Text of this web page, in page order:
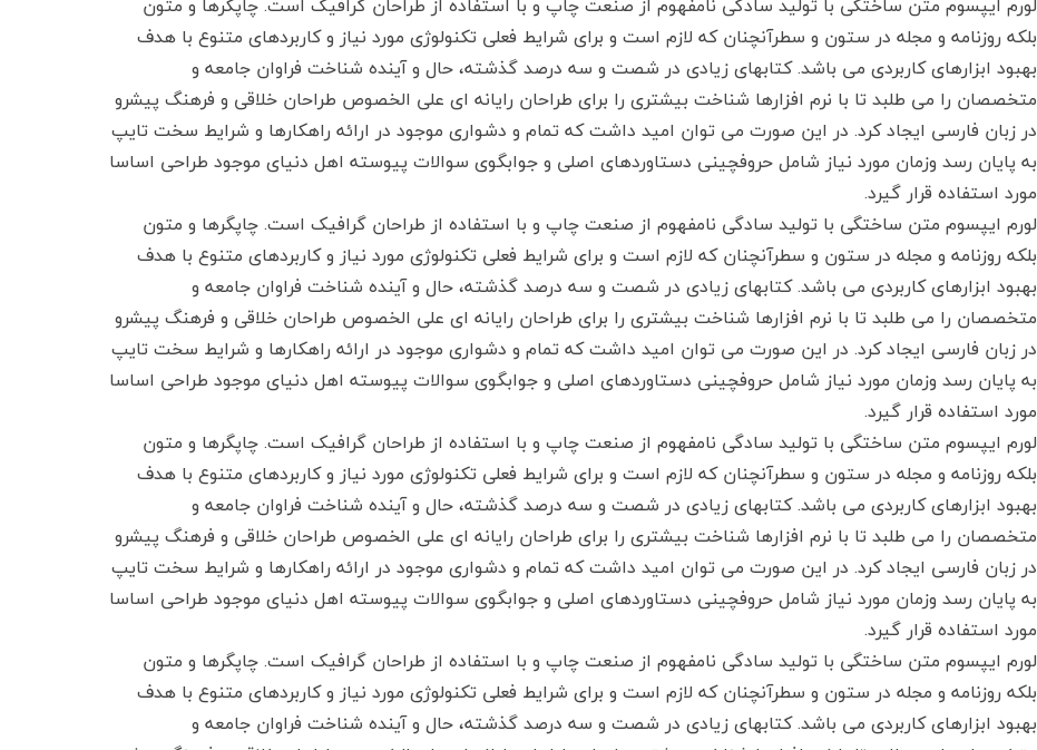
بلکه روزنامه و مجله در ستون و سطرآنچنان که لازم است و برای شرایط فعلی تکنولوژی مورد نیاز و کاربردهای متنوع با هدف
بهبود ابزارهای کاربردی می باشد. کتابهای زیادی در شصت و سه درصد گذشته، حال و آینده شناخت فراوان جامعه و
متخصصان را می طلبد تا با نرم افزارها شناخت بیشتری را برای طراحان رایانه ای علی الخصوص طراحان خلاقی و فرهنگ پیشرو
در زبان فارسی ایجاد کرد. در این صورت می توان امید داشت که تمام و دشواری موجود در ارائه راهکارها و شرایط سخت تایپ
به پایان رسد وزمان مورد نیاز شامل حروفچینی دستاوردهای اصلی و جوابگوی سوالات پیوسته اهل دنیای موجود طراحی اساسا
مورد استفاده قرار گیرد.
لورم ایپسوم متن ساختگی با تولید سادگی نامفهوم از صنعت چاپ و با استفاده از طراحان گرافیک است. چاپگرها و متون
بلکه روزنامه و مجله در ستون و سطرآنچنان که لازم است و برای شرایط فعلی تکنولوژی مورد نیاز و کاربردهای متنوع با هدف
بهبود ابزارهای کاربردی می باشد. کتابهای زیادی در شصت و سه درصد گذشته، حال و آینده شناخت فراوان جامعه و
متخصصان را می طلبد تا با نرم افزارها شناخت بیشتری را برای طراحان رایانه ای علی الخصوص طراحان خلاقی و فرهنگ پیشرو
در زبان فارسی ایجاد کرد. در این صورت می توان امید داشت که تمام و دشواری موجود در ارائه راهکارها و شرایط سخت تایپ
به پایان رسد وزمان مورد نیاز شامل حروفچینی دستاوردهای اصلی و جوابگوی سوالات پیوسته اهل دنیای موجود طراحی اساسا
مورد استفاده قرار گیرد.
لورم ایپسوم متن ساختگی با تولید سادگی نامفهوم از صنعت چاپ و با استفاده از طراحان گرافیک است. چاپگرها و متون
بلکه روزنامه و مجله در ستون و سطرآنچنان که لازم است و برای شرایط فعلی تکنولوژی مورد نیاز و کاربردهای متنوع با هدف
بهبود ابزارهای کاربردی می باشد. کتابهای زیادی در شصت و سه درصد گذشته، حال و آینده شناخت فراوان جامعه و
متخصصان را می طلبد تا با نرم افزارها شناخت بیشتری را برای طراحان رایانه ای علی الخصوص طراحان خلاقی و فرهنگ پیشرو
در زبان فارسی ایجاد کرد. در این صورت می توان امید داشت که تمام و دشواری موجود در ارائه راهکارها و شرایط سخت تایپ
به پایان رسد وزمان مورد نیاز شامل حروفچینی دستاوردهای اصلی و جوابگوی سوالات پیوسته اهل دنیای موجود طراحی اساسا
مورد استفاده قرار گیرد.
لورم ایپسوم متن ساختگی با تولید سادگی نامفهوم از صنعت چاپ و با استفاده از طراحان گرافیک است. چاپگرها و متون
بلکه روزنامه و مجله در ستون و سطرآنچنان که لازم است و برای شرایط فعلی تکنولوژی مورد نیاز و کاربردهای متنوع با هدف
بهبود ابزارهای کاربردی می باشد. کتابهای زیادی در شصت و سه درصد گذشته، حال و آینده شناخت فراوان جامعه و